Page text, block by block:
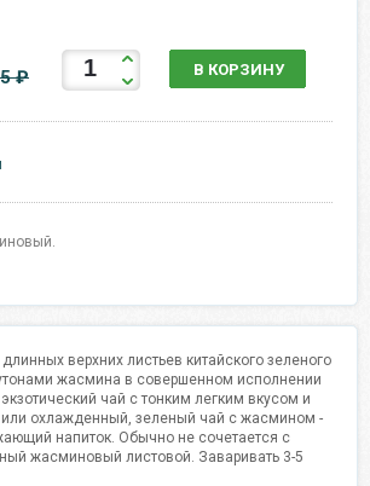
₽ В КОРЗИНУ
верхних листьев китайского зеленого
жасмина в совершенном исполнении
чай с тонким легким вкусом и
или охлажденный, зеленый чай с жасмином -
напиток. Обычно не сочетается с
жасминовый листовой. Заваривать 3-5